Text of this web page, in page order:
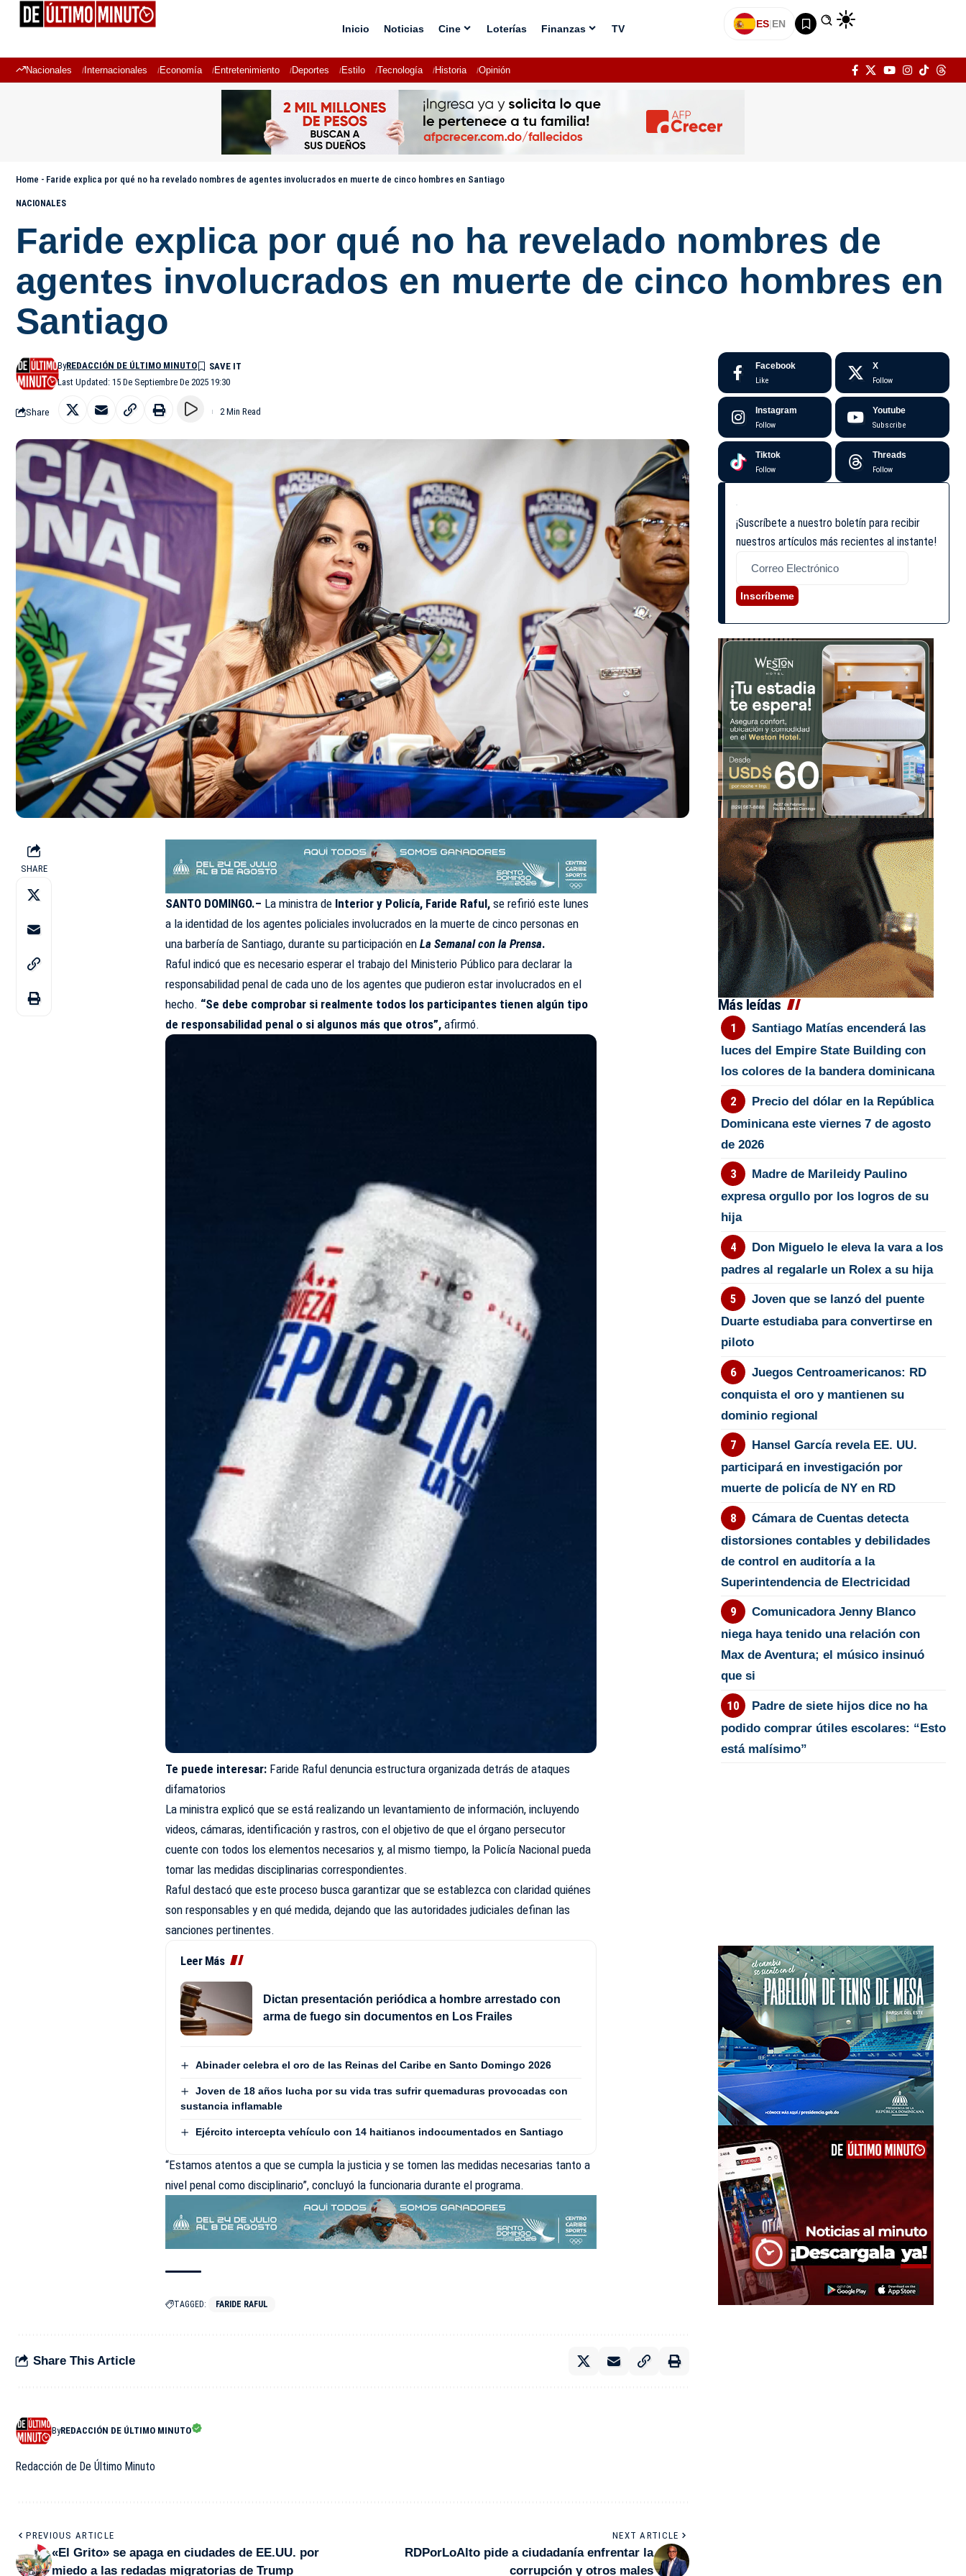
Inicio Noticias Cine Loterías Finanzas TV ES|EN
Nacionales Internacionales Economía Entretenimiento Deportes Estilo Tecnología Historia Opinión
Home - Faride explica por qué no ha revelado nombres de agentes involucrados en muerte de cinco hombres en Santiago
NACIONALES
Faride explica por qué no ha revelado nombres de
agentes involucrados en muerte de cinco hombres en
Santiago
Last Updated: 15 De Septiembre De 2025 19:30
ByREDACCIÓN DE ÚLTIMO MINUTO
Share 2 Min Read
SHARE
SANTO DOMINGO.– La ministra de Interior y Policía, Faride Raful, se refirió este lunes
a la identidad de los agentes policiales involucrados en la muerte de cinco personas en
una barbería de Santiago, durante su participación enLa Semanal con la Prensa.
Raful indicó que es necesario esperar el trabajo del Ministerio Público para declarar la
responsabilidad penal de cada uno de los agentes que pudieron estar involucrados en el
hecho. “Se debe comprobar si realmente todos los participantes tienen algún tipo
de responsabilidad penal o si algunos más que otros”,afirmó.
Te puede interesar: Faride Raful denuncia estructura organizada detrás de ataques
difamatorios
La ministra explicó que se está realizando un levantamiento de información, incluyendo
videos, cámaras, identificación y rastros, con el objetivo de que el órgano persecutor
cuente con todos los elementos necesarios y, al mismo tiempo, la Policía Nacional pueda
tomar las medidas disciplinarias correspondientes.
Raful destacó que este proceso busca garantizar que se establezca con claridad quiénes
son responsables y en qué medida, dejando que las autoridades judiciales definan las
sanciones pertinentes.
Leer Más
Dictan presentación periódica a hombre arrestado con
arma de fuego sin documentos en Los Frailes
Abinader celebra el oro de las Reinas del Caribe en Santo Domingo 2026
Joven de 18 años lucha por su vida tras sufrir quemaduras provocadas con
sustancia inflamable
Ejército intercepta vehículo con 14 haitianos indocumentados en Santiago
“Estamos atentos a que se cumpla la justicia y se tomen las medidas necesarias tanto a
nivel penal como disciplinario”, concluyó la funcionaria durante el programa.
TAGGED: FARIDE RAFUL
Share This Article
ByREDACCIÓN DE ÚLTIMO MINUTO
Redacción de De Último Minuto
PREVIOUS ARTICLE
«El Grito» se apaga en ciudades de EE.UU. por
miedo a las redadas migratorias de Trump
NEXT ARTICLE
RDPorLoAlto pide a ciudadanía enfrentar la
corrupción y otros males
Facebook
Like
X
Follow
Instagram
Follow
Youtube
Subscribe
Tiktok
Follow
Threads
Follow
¡Suscríbete a nuestro boletín para recibir
nuestros artículos más recientes al instante!
Inscríbeme
Más leídas
Santiago Matías encenderá las
luces del Empire State Building con
los colores de la bandera dominicana
Precio del dólar en la República
Dominicana este viernes 7 de agosto
de 2026
Madre de Marileidy Paulino
expresa orgullo por los logros de su
hija
Don Miguelo le eleva la vara a los
padres al regalarle un Rolex a su hija
Joven que se lanzó del puente
Duarte estudiaba para convertirse en
piloto
Juegos Centroamericanos: RD
conquista el oro y mantienen su
dominio regional
Hansel García revela EE. UU.
participará en investigación por
muerte de policía de NY en RD
Cámara de Cuentas detecta
distorsiones contables y debilidades
de control en auditoría a la
Superintendencia de Electricidad
Comunicadora Jenny Blanco
niega haya tenido una relación con
Max de Aventura; el músico insinuó
que si
Padre de siete hijos dice no ha
podido comprar útiles escolares: “Esto
está malísimo”